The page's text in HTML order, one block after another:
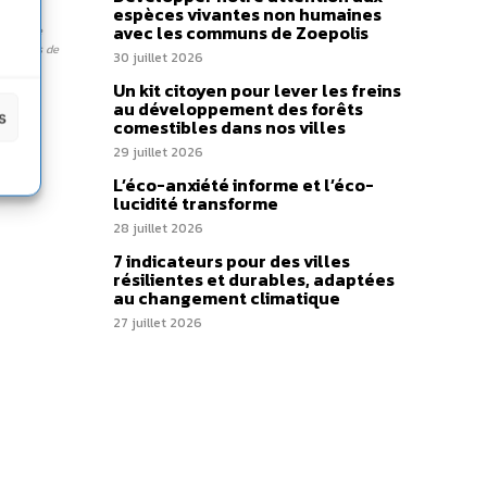
d’une
de
espèces vivantes non humaines
avec les communs de Zoepolis
30 juillet 2026
Un kit citoyen pour lever les freins
au développement des forêts
comestibles dans nos villes
29 juillet 2026
L’éco-anxiété informe et l’éco-
lucidité transforme
28 juillet 2026
7 indicateurs pour des villes
résilientes et durables, adaptées
au changement climatique
27 juillet 2026